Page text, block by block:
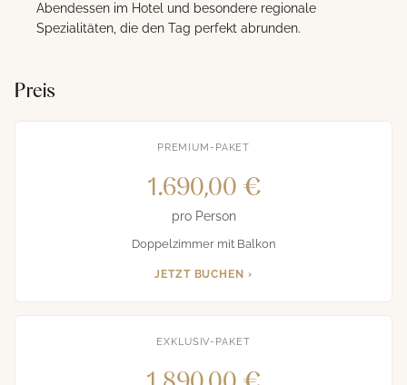
Abendessen im Hotel und besondere regionale
Spezialitäten, die den Tag perfekt abrunden.
Preis
PREMIUM-PAKET
1.690,00 €
pro Person
Doppelzimmer mit Balkon
JETZT BUCHEN ›
EXKLUSIV-PAKET